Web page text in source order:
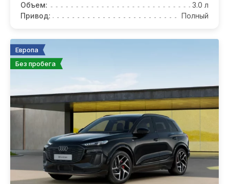
Объем:
3.0 л
Привод:
Полный
Европа
Без пробега